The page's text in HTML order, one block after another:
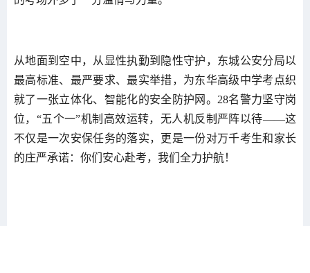
从地面到空中，从显性执勤到隐性守护，东城公安分局以
最高标准、最严要求、最实举措，为东华高级中学考点织
就了一张立体化、智能化的安全防护网。28名警力坚守岗
位，“五个一”机制高效运转，无人机反制严阵以待——这
不仅是一次安保任务的落实，更是一份对万千考生和家长
的庄严承诺：你们安心赴考，我们全力护航！